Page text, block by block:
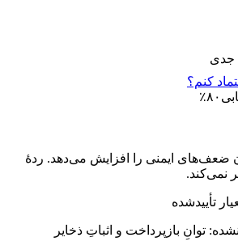
جدی
کنم؟
۸۰٪
ایمنی را افزایش می‌دهد. ردهٔ
نمی‌کند.
تأییدشده
توانِ بازپرداخت و اثباتِ ذخایر